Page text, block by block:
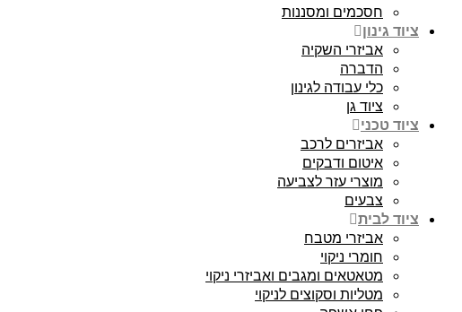
חסכמים ומסננות
ציוד גינון
אביזרי השקיה
הדברה
כלי עבודה לגינון
ציוד גן
ציוד טכני
אביזרים לרכב
איטום ודבקים
מוצרי עזר לצביעה
צבעים
ציוד לבית
אביזרי מטבח
חומרי ניקוי
מטאטאים ומגבים ואביזרי ניקוי
מטליות וסקוצים לניקוי